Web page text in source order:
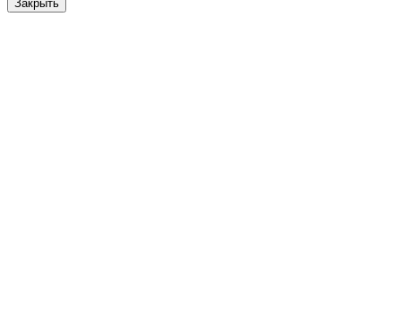
Закрыть